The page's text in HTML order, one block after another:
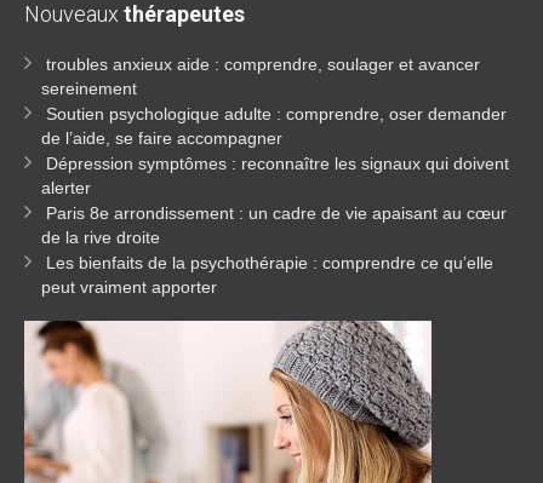
Nouveaux thérapeutes
troubles anxieux aide : comprendre, soulager et avancer
sereinement
Soutien psychologique adulte : comprendre, oser demander
de l’aide, se faire accompagner
Dépression symptômes : reconnaître les signaux qui doivent
alerter
Paris 8e arrondissement : un cadre de vie apaisant au cœur
de la rive droite
Les bienfaits de la psychothérapie : comprendre ce qu’elle
peut vraiment apporter